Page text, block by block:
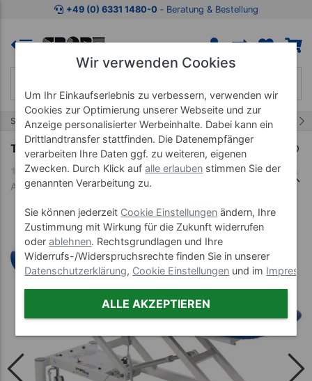
Zum Kaufbereich springen Zur Produktbeschreibung
+49 (0) 6331 1480-0 ‐ Beratung & Bestellung
Start Therapieliege Smart ST Smart ST6
Therapieliege Smart ST6 mit Radhebesystem
Art-Nr. 23331-06-65-01
Wir verwenden Cookies
Um Ihr Einkaufserlebnis zu verbessern, verwenden wir
Cookies zur Optimierung unserer Webseite und zur
Anzeige personalisierter Werbeinhalte. Dabei kann ein
Drittlandtransfer stattfinden. Die Datenempfänger
verarbeiten Ihre Daten ggf. zu weiteren, eigenen
Zwecken. Durch Klick aufalle erlauben stimmen Sie der
genannten Verarbeitung zu.
Sie können jederzeit Cookie Einstellungen ändern, Ihre
Zustimmung mit Wirkung für die Zukunft widerrufen
oderablehnen. Rechtsgrundlagen und Ihre
Widerrufs-/Widerspruchsrechte finden Sie in unserer
Datenschutzerklärung, Cookie Einstellungen und im
ALLE AKZEPTIEREN